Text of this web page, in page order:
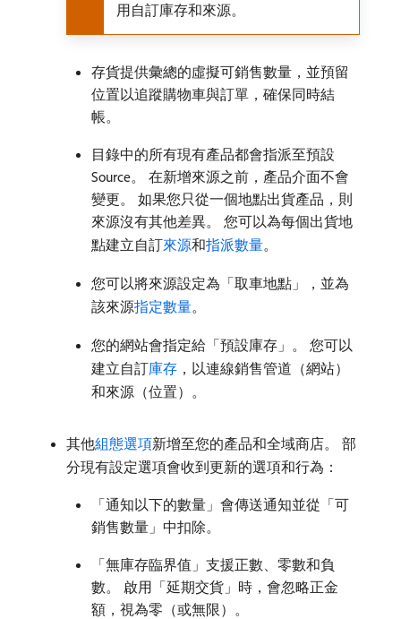
用自訂庫存和來源。
存貨提供彙總的虛擬可銷售數量，並預留
位置以追蹤購物車與訂單，確保同時結
帳。
目錄中的所有現有產品都會指派至預設
Source。 在新增來源之前，產品介面不會
變更。 如果您只從一個地點出貨產品，則
來源沒有其他差異。 您可以為每個出貨地
點建立自訂來源和指派數量。
您可以將來源設定為「取車地點」，並為
該來源指定數量。
您的網站會指定給「預設庫存」。 您可以
建立自訂庫存 ，以連線銷售管道（網站）
和來源（位置）。
其他組態選項新增至您的產品和全域商店。 部
分現有設定選項會收到更新的選項和行為：
「通知以下的數量」會傳送通知並從「可
銷售數量」中扣除。
「無庫存臨界值」支援正數、零數和負
數。 啟用「延期交貨」時，會忽略正金
額，視為零（或無限）。